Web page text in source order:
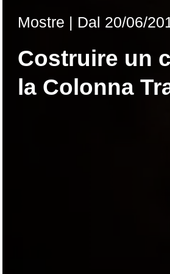
Mostre | Dal 20/06/
Costruire un
la Colonna